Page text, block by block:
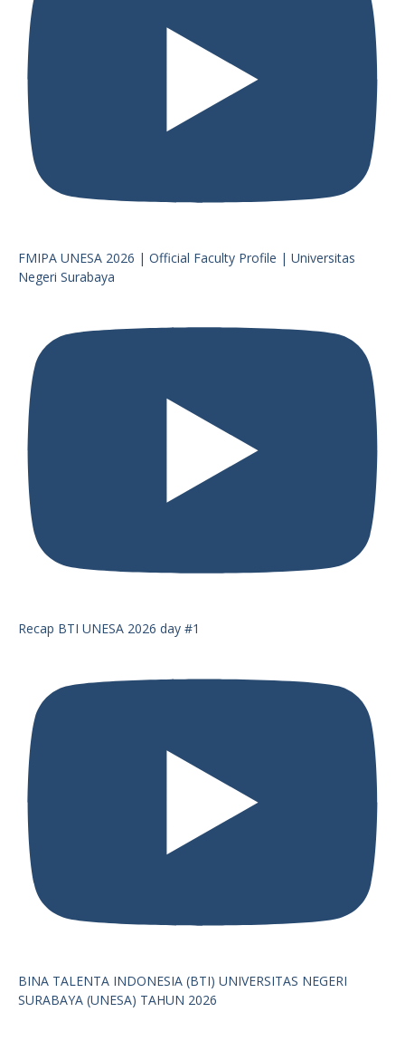
FMIPA UNESA 2026 | Official Faculty Profile | Universitas
Negeri Surabaya
Recap BTI UNESA 2026 day #1
BINA TALENTA INDONESIA (BTI) UNIVERSITAS NEGERI
SURABAYA (UNESA) TAHUN 2026